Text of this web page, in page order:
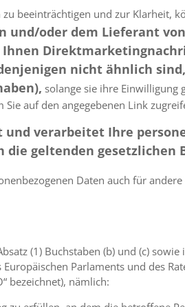
beeinträchtigen und zur Klarheit,
und/oder dem Lieferant
Ihnen
nicht ähnlich
solange sie ihre Einwilligung
auf den angegebenen Link
verarbeitet Ihre
geltenden gesetzlichen
Daten auch für
(1) Buchstaben (b) und (c)
Parlaments und des
bezeichnet), nämlich: